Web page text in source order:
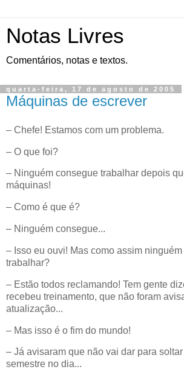
Notas Livres
Comentários, notas e textos.
quarta-feira, 17 de agosto de 2005
Máquinas de escrever
– Chefe! Estamos com um problema.
– O que foi?
– Ninguém consegue trabalhar depois
máquinas!
– Como é que é?
– Ninguém consegue...
– Isso eu ouvi! Mas como assim
trabalhar?
– Estão todos reclamando! Tem gente
recebeu treinamento, que não foram
atualização...
– Mas isso é o fim do mundo!
– Já avisaram que não vai dar para
semestre no dia...